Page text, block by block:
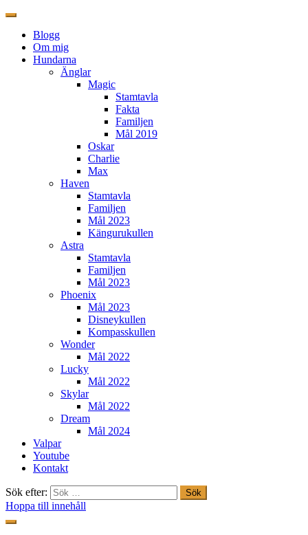
Blogg
Om mig
Hundarna
Änglar
Magic
Stamtavla
Fakta
Familjen
Mål 2019
Oskar
Charlie
Max
Haven
Stamtavla
Familjen
Mål 2023
Kängurukullen
Astra
Stamtavla
Familjen
Mål 2023
Phoenix
Mål 2023
Disneykullen
Kompasskullen
Wonder
Mål 2022
Lucky
Mål 2022
Skylar
Mål 2022
Dream
Mål 2024
Valpar
Youtube
Kontakt
Sök efter:
Hoppa till innehåll